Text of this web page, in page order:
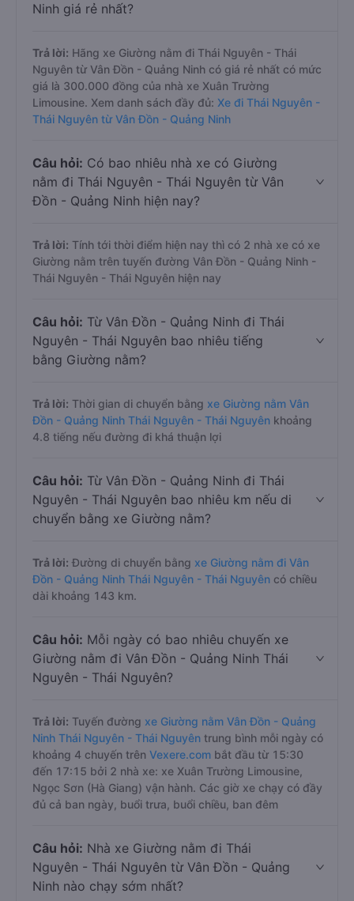
Ninh giá rẻ nhất?
Trả lời: Hãng xe Giường nằm đi Thái Nguyên - Thái
Nguyên từ Vân Đồn - Quảng Ninh có giá rẻ nhất có mức
giá là 300.000 đồng của nhà xe Xuân Trường
Limousine. Xem danh sách đầy đủ: Xe đi Thái Nguyên -
Thái Nguyên từ Vân Đồn - Quảng Ninh
Câu hỏi: Có bao nhiêu nhà xe có Giường
nằm đi Thái Nguyên - Thái Nguyên từ Vân
Đồn - Quảng Ninh hiện nay?
Trả lời: Tính tới thời điểm hiện nay thì có 2 nhà xe có xe
Giường nằm trên tuyến đường Vân Đồn - Quảng Ninh -
Thái Nguyên - Thái Nguyên hiện nay
Câu hỏi: Từ Vân Đồn - Quảng Ninh đi Thái
Nguyên - Thái Nguyên bao nhiêu tiếng
bằng Giường nằm?
Trả lời: Thời gian di chuyển bằng xe Giường nằm Vân
Đồn - Quảng Ninh Thái Nguyên - Thái Nguyên khoảng
4.8 tiếng nếu đường đi khá thuận lợi
Câu hỏi: Từ Vân Đồn - Quảng Ninh đi Thái
Nguyên - Thái Nguyên bao nhiêu km nếu di
chuyển bằng xe Giường nằm?
Trả lời: Đường di chuyển bằng xe Giường nằm đi Vân
Đồn - Quảng Ninh Thái Nguyên - Thái Nguyên có chiều
dài khoảng 143 km.
Câu hỏi: Mỗi ngày có bao nhiêu chuyến xe
Giường nằm đi Vân Đồn - Quảng Ninh Thái
Nguyên - Thái Nguyên?
Trả lời: Tuyến đường xe Giường nằm Vân Đồn - Quảng
Ninh Thái Nguyên - Thái Nguyên trung bình mỗi ngày có
khoảng 4 chuyến trên Vexere.com bắt đầu từ 15:30
đến 17:15 bởi 2 nhà xe: xe Xuân Trường Limousine,
Ngọc Sơn (Hà Giang) vận hành. Các giờ xe chạy có đầy
đủ cả ban ngày, buổi trưa, buổi chiều, ban đêm
Câu hỏi: Nhà xe Giường nằm đi Thái
Nguyên - Thái Nguyên từ Vân Đồn - Quảng
Ninh nào chạy sớm nhất?